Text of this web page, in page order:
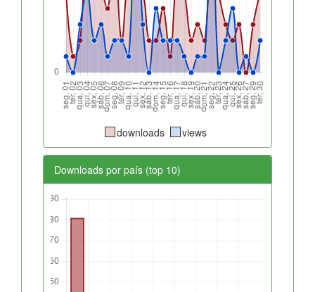
downloads views
Downloads por país (top 10)